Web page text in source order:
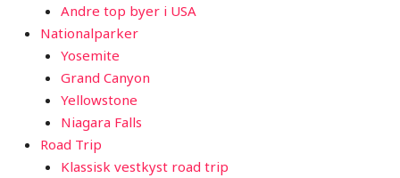
Andre top byer i USA
Nationalparker
Yosemite
Grand Canyon
Yellowstone
Niagara Falls
Road Trip
Klassisk vestkyst road trip